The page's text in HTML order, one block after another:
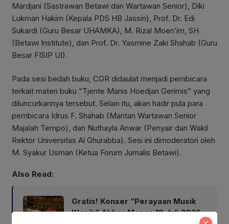
Mardjani (Sastrawan Betawi dan Wartawan Senior), Diki
Lukman Hakim (Kepala PDS HB Jassin), Prof. Dr. Edi
Sukardi (Guru Besar UHAMKA), M. Rizal Moen’im, SH
(Betawi Institute), dan Prof. Dr. Yasmine Zaki Shahab (Guru
Besar FISIP UI).
Pada sesi bedah buku, CGR didaulat menjadi pembicara
terkait materi buku “Tjente Manis Hoedjan Gerimis” yang
diluncurkannya tersebut. Selain itu, akan hadir pula para
pembicara Idrus F. Shahab (Mantan Wartawan Senior
Majalah Tempo), dan Nuthayla Anwar (Penyair dan Wakil
Rektor Universitas Al Ghurabba). Sesi ini dimoderatori oleh
M. Syakur Usman (Ketua Forum Jurnalis Betawi).
Also Read:
Gratis! Konser “Perayaan Musik
Klasik” Akbar Monas 18 Juli 2026